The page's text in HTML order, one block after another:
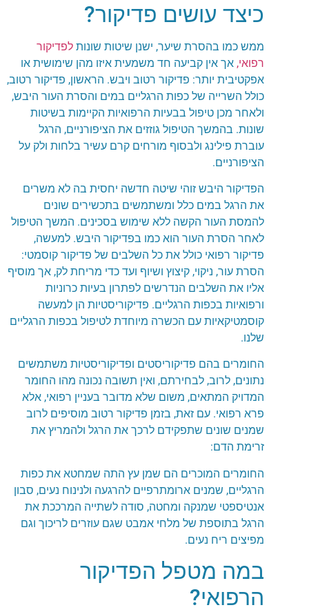
כיצד עושים פדיקור?
ממש כמו בהסרת שיער, ישנן שיטות שונות לפדיקור
רפואי, אך אין קביעה חד משמעית איזו מהן שימושית או
אפקטיבית יותר: פדיקור רטוב ויבש. הראשון, פדיקור רטוב,
כולל השרייה של כפות הרגליים במים והסרת העור היבש,
ולאחר מכן טיפול בבעיות הרפואיות הקיימות בשיטות
שונות. בהמשך הטיפול גוזזים את הציפורניים, הרגל
עוברת פילינג ולבסוף מורחים קרם עשיר בלחות ולק על
הציפורניים.
הפדיקור היבש זוהי שיטה חדשה יחסית בה לא משרים
את הרגל במים כלל ומשתמשים בתכשירים שונים
להמסת העור הקשה ללא שימוש בסכינים. המשך הטיפול
לאחר הסרת העור הוא כמו בפדיקור היבש. למעשה,
פדיקור רפואי כולל את כל השלבים של פדיקור קוסמטי:
הסרת עור, ניקוי, קיצוץ ושיוף ועד כדי מריחת לק, אך מוסיף
אליו את השלבים הנדרשים לפתרון בעיות כרוניות
ורפואיות בכפות הרגליים. פדיקוריסטיות הן למעשה
קוסמטיקאיות עם הכשרה מיוחדת לטיפול בכפות הרגליים
שלנו.
החומרים בהם פדיקוריסטים ופדיקוריסטיות משתמשים
נתונים, לרוב, לבחירתם, ואין תשובה נכונה מהו החומר
המדויק המתאים, משום שלא מדובר בעניין רפואי, אלא
פרא רפואי. עם זאת, בזמן פדיקור רטוב מוסיפים לרוב
שמנים שונים שתפקידם לרכך את הרגל ולהמריץ את
זרימת הדם:
החומרים המוכרים הם שמן עץ התה שמחטא את כפות
הרגליים, שמנים ארומתרפיים להרגעה ולנינוח נעים, סבון
אנטיספטי שמנקה ומחטה, סודה לשתייה המרככת את
הרגל בתוספת של מלחי אמבט שגם עוזרים לריכוך וגם
מפיצים ריח נעים.
במה מטפל הפדיקור
הרפואי?